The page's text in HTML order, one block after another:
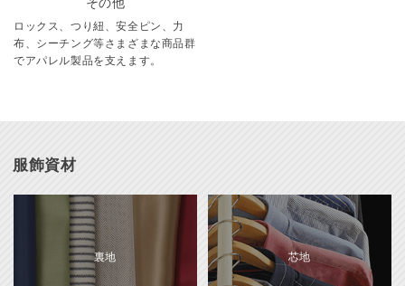
その他
ロックス、つり紐、安全ピン、力
布、シーチング等さまざまな商品群
でアパレル製品を支えます。
服飾資材
裏地 芯地